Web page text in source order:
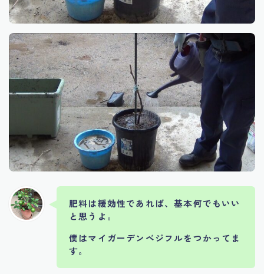
肥料は緩効性であれば、基本何でもいい
と思うよ。
僕はマイガーデンベジフルをつかってま
す。